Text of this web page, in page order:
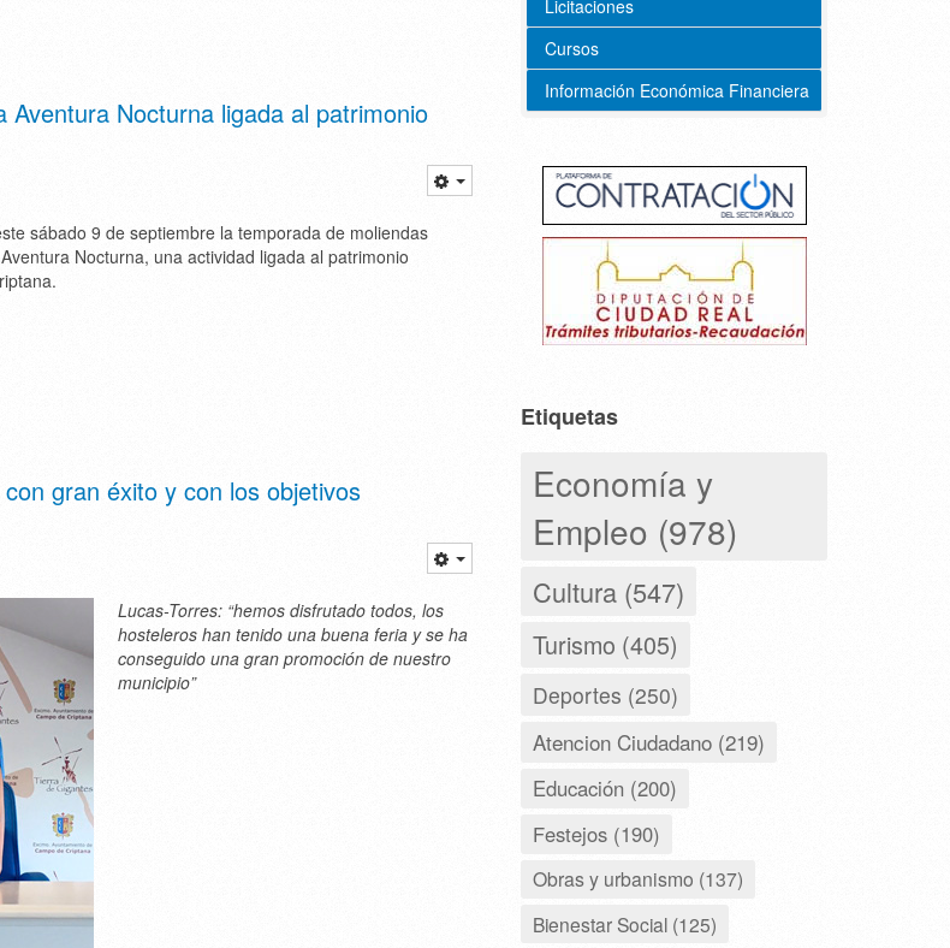
Nocturna ligada al patrimonio
sábado 9 de septiembre la temporada de moliendas
Nocturna, una actividad ligada al patrimonio
gran éxito y con los objetivos
Lucas-Torres: “hemos disfrutado todos, los
hosteleros han tenido una buena feria y se ha
conseguido una gran promoción de nuestro
municipio”
Licitaciones
Cursos
Información Económica Financiera
Etiquetas
Economía y
Empleo (978)
Cultura (547)
Turismo (405)
Deportes (250)
Atencion Ciudadano (219)
Educación (200)
Festejos (190)
Obras y urbanismo (137)
Bienestar Social (125)